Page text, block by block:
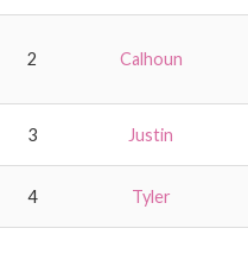
2 Calhoun
3 Justin
4 Tyler